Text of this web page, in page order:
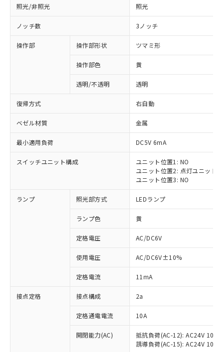
照光/非照光 照光
ノッチ数 3ノッチ
操作部 操作部形状 ツマミ形
操作部色 黄
透明/不透明 透明
復帰方式 右自動
ベゼル材質 金属
最小適用負荷 DC5V 6mA
スイッチユニット構成
ユニット位置1: NO
ユニット位置2: 点灯ユニット
ユニット位置3: NO
ランプ 照光部方式 LEDランプ
ランプ色 黄
定格電圧 AC/DC6V
使用電圧 AC/DC6V±10%
定格電流 11mA
接点定格 接点構成 2a
定格通電電流 10A
開閉能力(AC)
抵抗負荷(AC-12): AC24V 10A/
誘導負荷(AC-15): AC24V
ご利用条件
以下の条件をお読みいただき、同意のうえ
ご利用ください。
本サービスは、当社制御機器事業取扱
商品の当社在庫状況および標準価格
(税抜)を提供させていただくもので
当社制御機器事業取扱商品の中には、
対応済み：EU RoHS指令（10物質）の
非含有に対応した製品が提供可能な商品で
対応予定：EU RoHS指令（10物質）の非含
有に対応した製品に切り替える予定のある
対応予定なし：EU RoHS指令（10物質）の
非含有に非対応の商品で、対応品を出す予
調査・確認中：EU RoHS指令（10物質）の
非含有の対応状況を調査中または確認中の
非該当品：ライセンス料など無形物で、有
害物質有無と関係のない商品です。
仕入先様の事情により、非含有部品として
「○」：最大均質材料含有率が中国RoHSの
基準値以下であることを示します。
「×」：最大均質材料含有率が中国RoHSの